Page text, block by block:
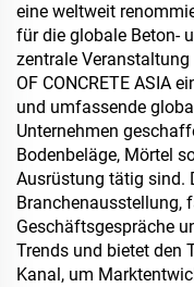
eine weltweit
für die globale Beton-
zentrale Veranstaltung
OF CONCRETE ASIA
und umfassende
Unternehmen
Bodenbeläge, Mörtel
Ausrüstung tätig sind.
Branchenausstellung,
Geschäftsgespräche
Trends und bietet den
Kanal, um